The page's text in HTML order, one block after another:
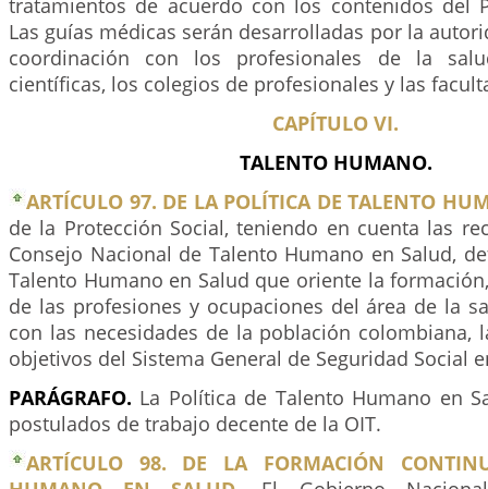
tratamientos de acuerdo con los contenidos del
Las guías médicas serán desarrolladas por la
coordinación con los profesionales de la
científicas, los colegios de profesionales y las
CAPÍTULO VI.
TALENTO HUMANO.
ARTÍCULO 97. DE LA POLÍTICA DE TALENTO
de la Protección Social, teniendo en cuenta las
Consejo Nacional de Talento Humano en Salud,
Talento Humano en Salud que oriente la
de las profesiones y ocupaciones del área de la
con las necesidades de la población colombiana,
objetivos del Sistema General de Seguridad Social
PARÁGRAFO. La Política de Talento Humano en
postulados de trabajo decente de la OIT.
ARTÍCULO 98. DE LA FORMACIÓN